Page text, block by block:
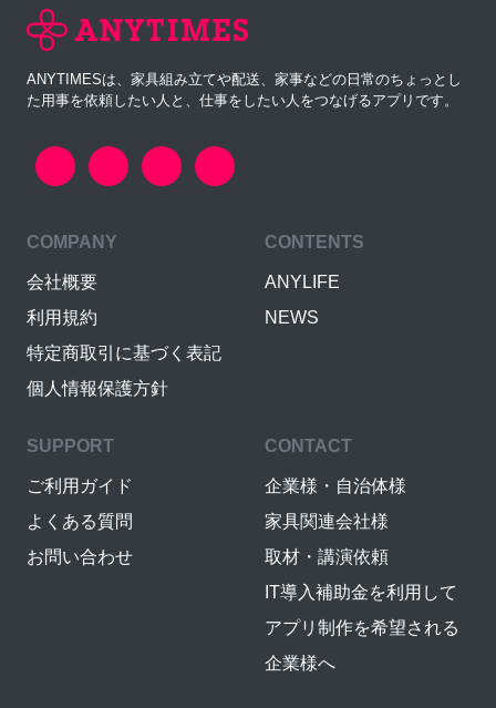
ANYTIMESは、家具組み立てや配送、家事などの日常のちょっとし
た用事を依頼したい人と、仕事をしたい人をつなげるアプリです。
COMPANY
会社概要
利用規約
特定商取引に基づく表記
個人情報保護方針
CONTENTS
ANYLIFE
NEWS
SUPPORT
ご利用ガイド
よくある質問
お問い合わせ
CONTACT
企業様・自治体様
家具関連会社様
取材・講演依頼
IT導入補助金を利用して
アプリ制作を希望される
企業様へ